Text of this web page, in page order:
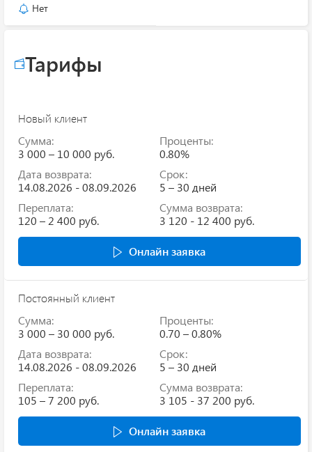
Нет
Тарифы
Новый клиент
Сумма:
3 000 – 10 000 руб.
Проценты:
0.80%
Дата возврата:
14.08.2026 - 08.09.2026
Срок:
5 – 30 дней
Переплата:
120 – 2 400 руб.
Сумма возврата:
3 120 - 12 400 руб.
Онлайн заявка
Постоянный клиент
Сумма:
3 000 – 30 000 руб.
Проценты:
0.70 – 0.80%
Дата возврата:
14.08.2026 - 08.09.2026
Срок:
5 – 30 дней
Переплата:
105 – 7 200 руб.
Сумма возврата:
3 105 - 37 200 руб.
Онлайн заявка